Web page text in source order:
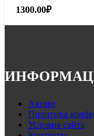
1300.00₽
Акции
Политика
Условия сайта